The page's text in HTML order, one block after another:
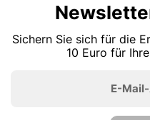
Sichern Sie sich für die
10 Euro für
E-